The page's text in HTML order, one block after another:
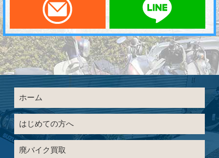
ホーム
はじめての方へ
廃バイク買取